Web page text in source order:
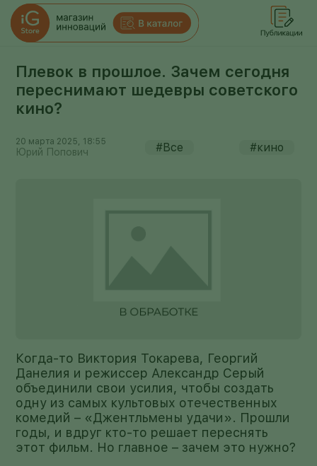
Плевок в прошлое. Зачем сегодня
переснимают шедевры советского
кино?
20 марта 2025, 18:55
Юрий Попович #Все #кино
Когда-то Виктория Токарева, Георгий
Данелия и режиссер Александр Серый
объединили свои усилия, чтобы создать
одну из самых культовых отечественных
комедий – «Джентльмены удачи». Прошли
годы, и вдруг кто-то решает переснять
этот фильм. Но главное – зачем это нужно?